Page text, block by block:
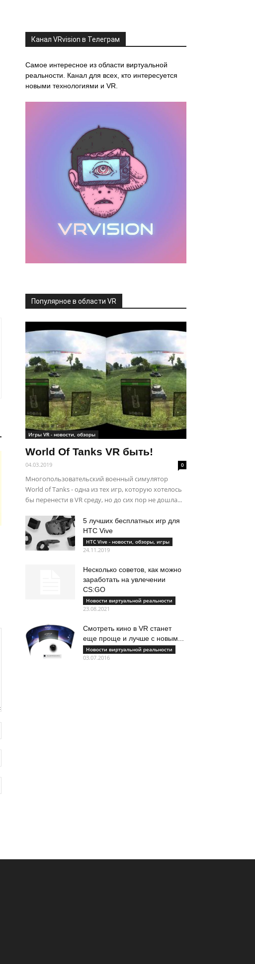
Канал VRvision в Телеграм
Самое интересное из области виртуальной
реальности. Канал для всех, кто интересуется
новыми технологиями и VR.
Популярное в области VR
Игры VR - новости, обзоры
World Of Tanks VR быть!
04.03.2019 0
Многопользовательский военный симулятор
World of Tanks - одна из тех игр, которую хотелось
бы перенести в VR среду, но до сих пор не дошла...
5 лучших бесплатных игр для
HTC Vive
HTC Vive - новости, обзоры, игры
24.11.2019
Несколько советов, как можно
заработать на увлечении
CS:GO
Новости виртуальной реальности
23.08.2021
Смотреть кино в VR станет
еще проще и лучше с новым...
Новости виртуальной реальности
03.07.2016